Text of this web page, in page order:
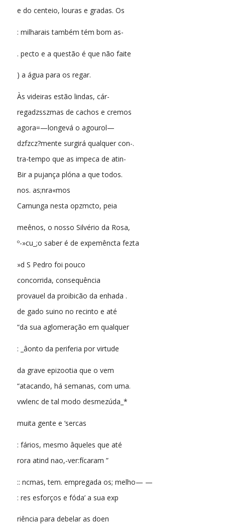
e do centeio, louras e gradas. Os
: milharais também tém bom as-
. pecto e a questão é que não faite
) a água para os regar.
Às videiras estão lindas, cár-
regadzsszmas de cachos e cremos
agora=—longevá o agourol—
dzfzcz?mente surgirá qualquer con-.
tra-tempo que as impeca de atin-
Bir a pujança plóna a que todos.
nos. as;nra«mos
Camunga nesta opzmcto, peia
meênos, o nosso Silvério da Rosa,
º-»cu_;o saber é de expemêncta fezta
»d S Pedro foi pouco
concorrida, consequência
provauel da proibicão da enhada .
de gado suino no recinto e até
“da sua aglomeração em qualquer
: _âonto da periferia por virtude
da grave epizootia que o vem
“atacando, há semanas, com uma.
vwlenc de tal modo desmezúda_*
muita gente e ‘sercas
: fários, mesmo âqueles que até
rora atind nao,-ver:fícaram ”
:: ncmas, tem. empregada os; melho— —
: res esforços e fóda’ a sua exp
riência para debelar as doen